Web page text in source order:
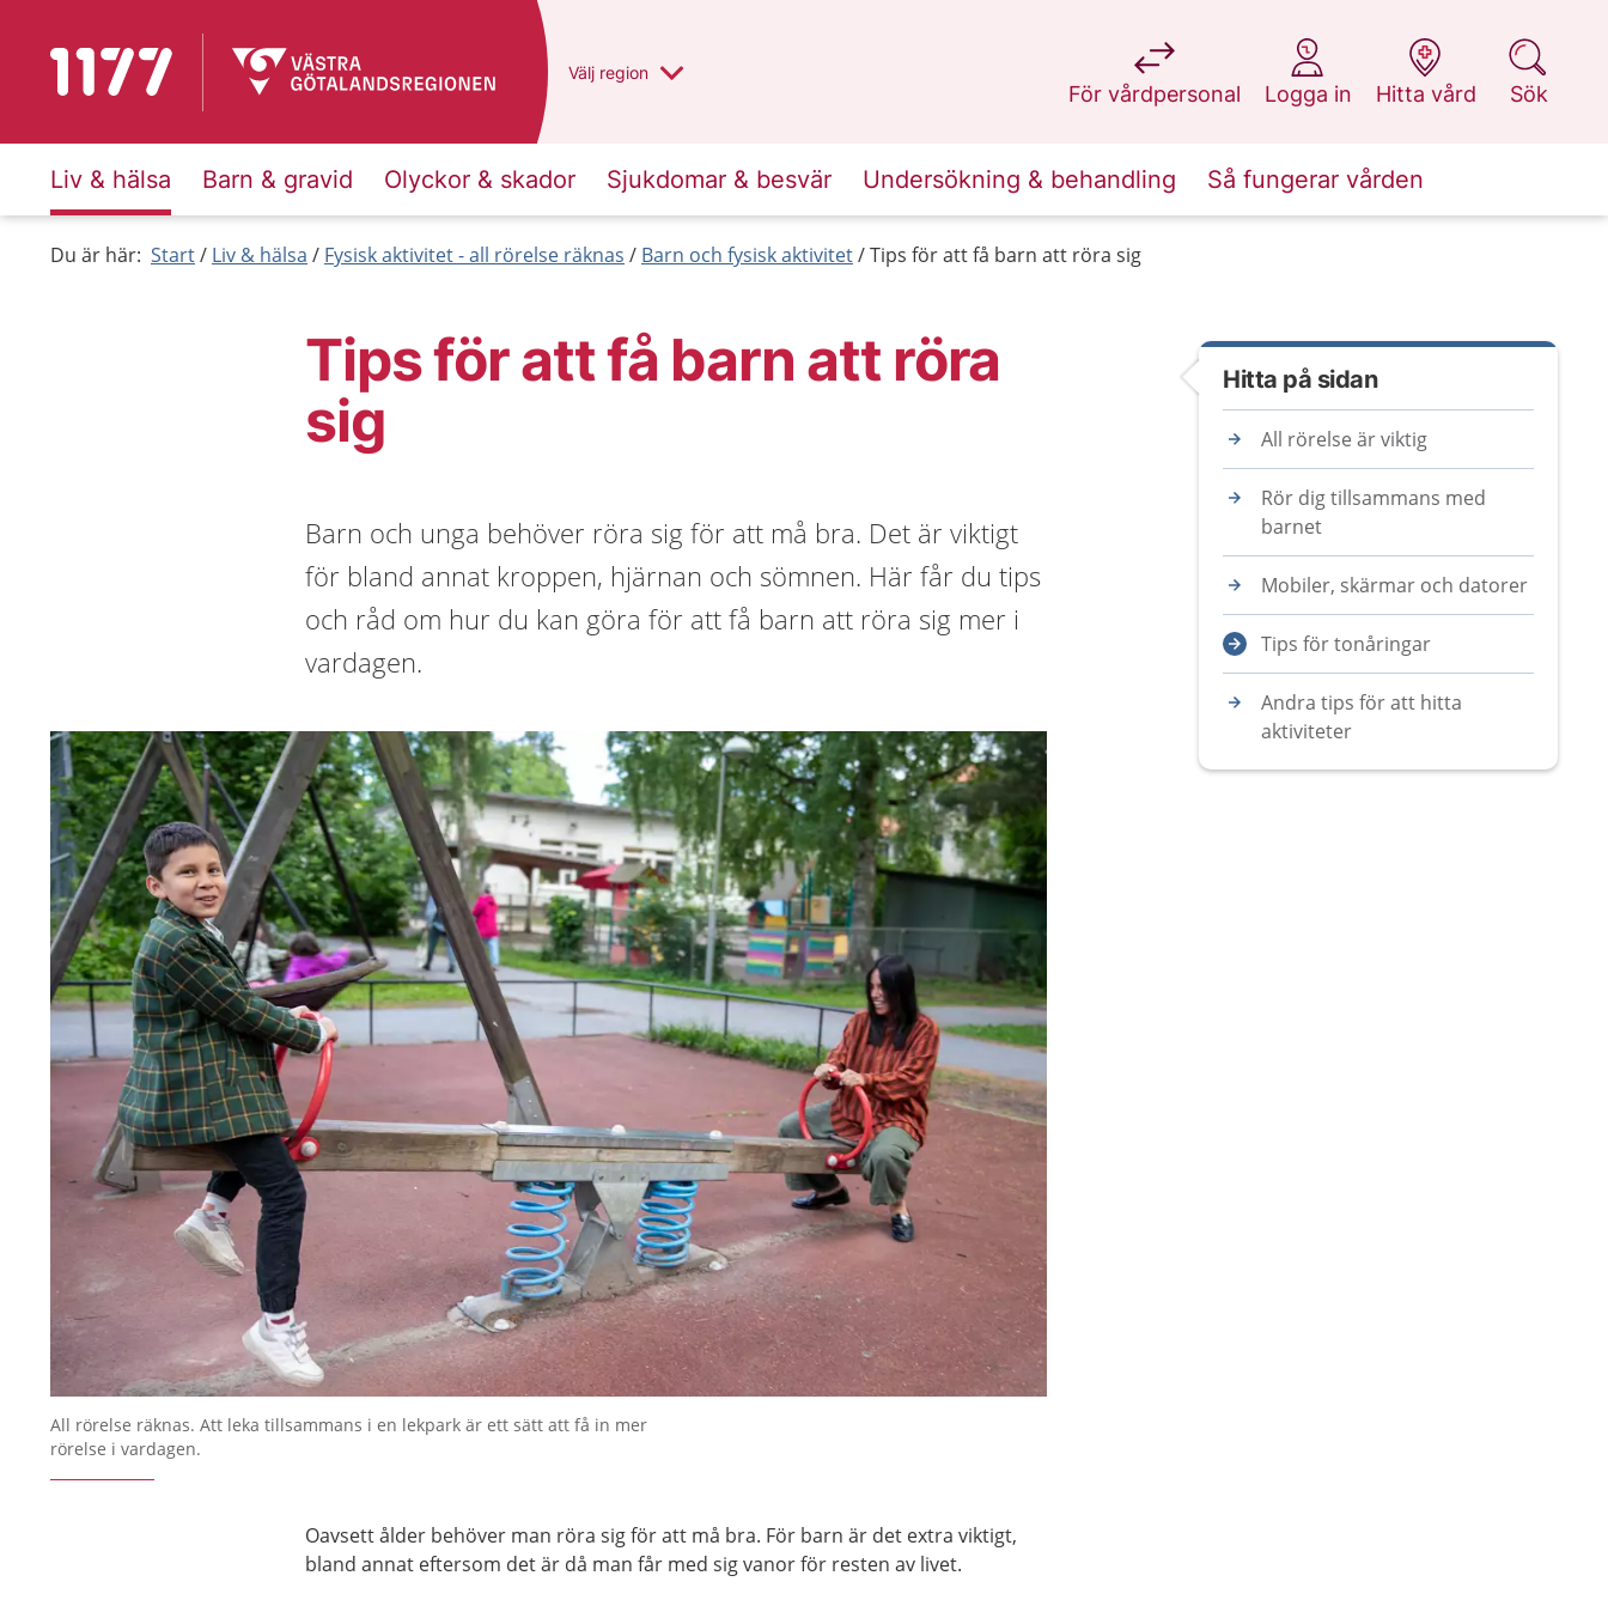
Till startsidan för 1177 Du har valt region
Välj en annan
region
För vårdpersonal
på 1177.se
Logga in
på 1177.se
Hitta vård
på 1177.se
Sök
på 1177.se
Liv & hälsa Barn & gravid Olyckor & skador Sjukdomar & besvär Undersökning & behandling Så fungerar vården
Du är här: Start Liv & hälsa Fysisk aktivitet - all rörelse räknas Barn och fysisk aktivitet Tips för att få barn att röra sig
Tips för att få barn att röra
sig
Barn och unga behöver röra sig för att må bra. Det är viktigt
för bland annat kroppen, hjärnan och sömnen. Här får du tips
och råd om hur du kan göra för att få barn att röra sig mer i
vardagen.
All rörelse räknas. Att leka tillsammans i en lekpark är ett sätt att få in mer
rörelse i vardagen.
Oavsett ålder behöver man röra sig för att må bra. För barn är det extra viktigt,
bland annat eftersom det är då man får med sig vanor för resten av livet.
Hitta på sidan
All rörelse är viktig
Rör dig tillsammans med
barnet
Mobiler, skärmar och datorer
Tips för tonåringar
Andra tips för att hitta
aktiviteter